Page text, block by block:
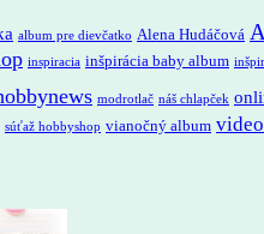
album pre dievčatko Alena Hudáčová
inspiracia inšpirácia baby album
modrotlač náš chlapček
súťaž hobbyshop vianočný album